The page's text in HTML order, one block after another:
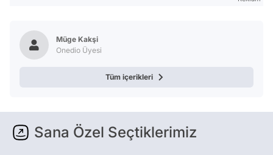
Müge Kakşi
Onedio Üyesi
Tüm içerikleri
Sana Özel Seçtiklerimiz